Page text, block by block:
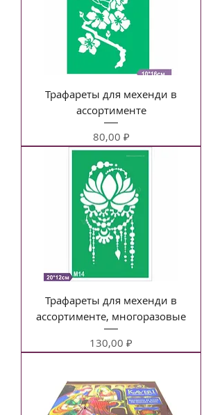
Трафареты для мехенди в
ассортименте
Цена
80,00 ₽
Трафареты для мехенди в
ассортименте, многоразовые
Цена
130,00 ₽